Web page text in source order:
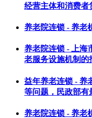
经营主体和消费者
养老院连锁 - 养老
养老院连锁 - 上海
老服务设施机制的
益年养老连锁 - 养
等问题，民政部有
养老院连锁 - 养老